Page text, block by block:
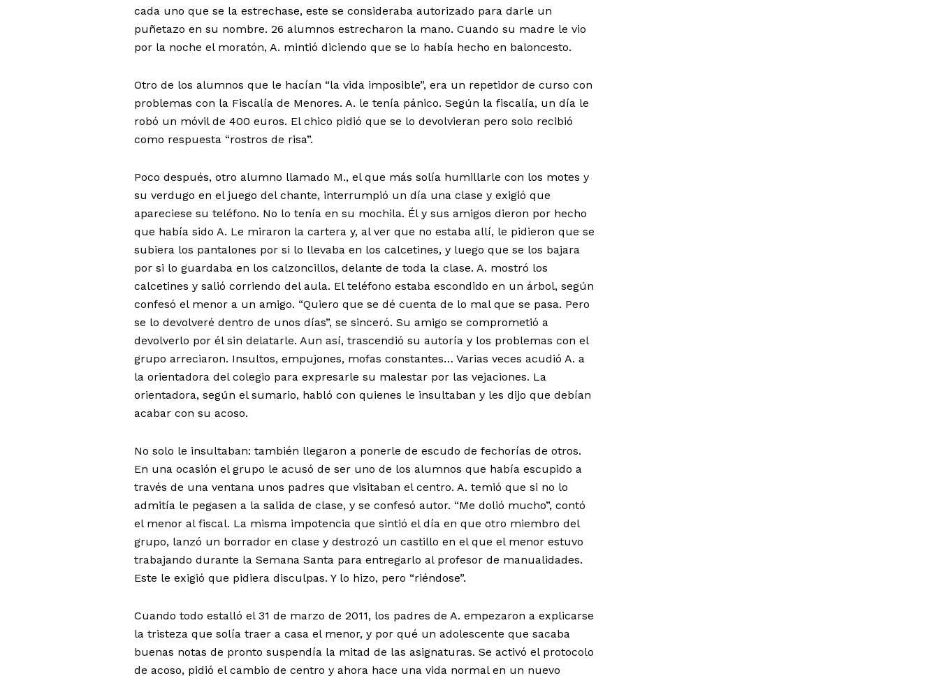
cada uno que se la estrechase, este se consideraba autorizado para darle un
puñetazo en su nombre. 26 alumnos estrecharon la mano. Cuando su madre le vio
por la noche el moratón, A. mintió diciendo que se lo había hecho en baloncesto.
Otro de los alumnos que le hacían “la vida imposible”, era un repetidor de curso con
problemas con la Fiscalía de Menores. A. le tenía pánico. Según la fiscalía, un día le
robó un móvil de 400 euros. El chico pidió que se lo devolvieran pero solo recibió
como respuesta “rostros de risa”.
Poco después, otro alumno llamado M., el que más solía humillarle con los motes y
su verdugo en el juego del chante, interrumpió un día una clase y exigió que
apareciese su teléfono. No lo tenía en su mochila. Él y sus amigos dieron por hecho
que había sido A. Le miraron la cartera y, al ver que no estaba allí, le pidieron que se
subiera los pantalones por si lo llevaba en los calcetines, y luego que se los bajara
por si lo guardaba en los calzoncillos, delante de toda la clase. A. mostró los
calcetines y salió corriendo del aula. El teléfono estaba escondido en un árbol, según
confesó el menor a un amigo. “Quiero que se dé cuenta de lo mal que se pasa. Pero
se lo devolveré dentro de unos días”, se sinceró. Su amigo se comprometió a
devolverlo por él sin delatarle. Aun así, trascendió su autoría y los problemas con el
grupo arreciaron. Insultos, empujones, mofas constantes… Varias veces acudió A. a
la orientadora del colegio para expresarle su malestar por las vejaciones. La
orientadora, según el sumario, habló con quienes le insultaban y les dijo que debían
acabar con su acoso.
No solo le insultaban: también llegaron a ponerle de escudo de fechorías de otros.
En una ocasión el grupo le acusó de ser uno de los alumnos que había escupido a
través de una ventana unos padres que visitaban el centro. A. temió que si no lo
admitía le pegasen a la salida de clase, y se confesó autor. “Me dolió mucho”, contó
el menor al fiscal. La misma impotencia que sintió el día en que otro miembro del
grupo, lanzó un borrador en clase y destrozó un castillo en el que el menor estuvo
trabajando durante la Semana Santa para entregarlo al profesor de manualidades.
Este le exigió que pidiera disculpas. Y lo hizo, pero “riéndose”.
Cuando todo estalló el 31 de marzo de 2011, los padres de A. empezaron a explicarse
la tristeza que solía traer a casa el menor, y por qué un adolescente que sacaba
buenas notas de pronto suspendía la mitad de las asignaturas. Se activó el protocolo
de acoso, pidió el cambio de centro y ahora hace una vida normal en un nuevo